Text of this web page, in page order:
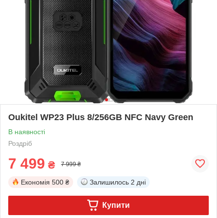
Oukitel WP23 Plus 8/256GB NFC Navy Green
В наявності
Роздріб
7 499 ₴ 7 999 ₴
Економія 500 ₴ Залишилось 2 дні
Купити